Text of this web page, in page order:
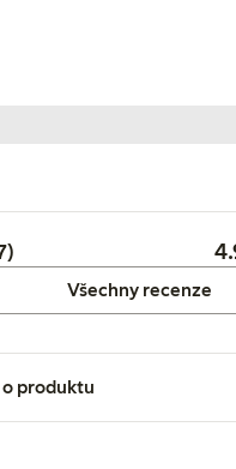
Všechny recenze
produktu